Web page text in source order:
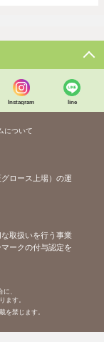
Instagram line
について
ロース上場）の運
取扱いを行う事業
ークの付与認定を
、
ます。
を禁じます。